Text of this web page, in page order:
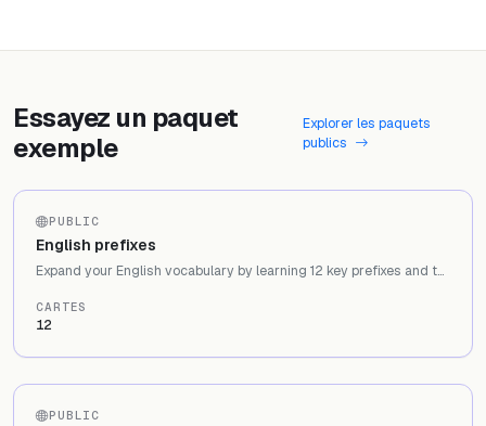
Essayez un paquet
exemple
Explorer les paquets
publics
PUBLIC
English prefixes
Expand your English vocabulary by learning 12 key prefixes and their meanings. Study un-, re-, pre-, dis-, over-, sub-, anti-, and more with real word examples.
CARTES
12
PUBLIC